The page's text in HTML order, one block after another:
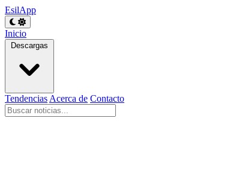
EsilApp
Inicio
Descargas
Tendencias Acerca de Contacto